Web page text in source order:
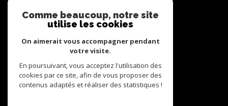
06 27 47 68 72
contact@siello.co
5 RUE PLEYEL BUREAU 3
93200
nous suivre sur
Comme beaucoup, notre site
utilise les cookies
On aimerait vous accompagner pendant
votre visite.
En poursuivant, vous acceptez l'utilisation des
cookies par ce site, afin de vous proposer des
contenus adaptés et réaliser des statistiques !